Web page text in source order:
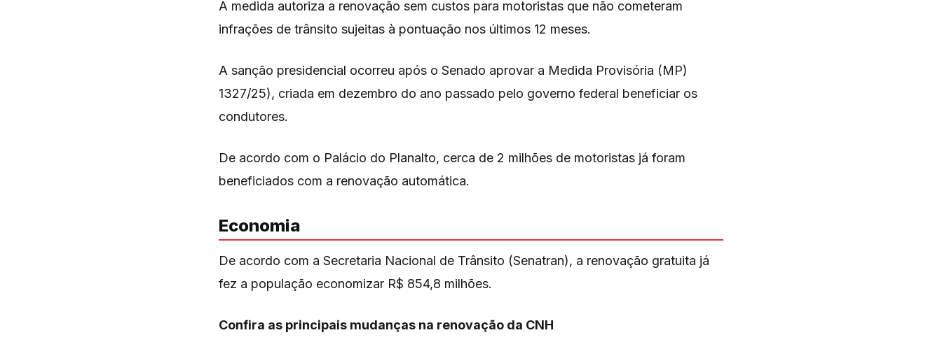
A medida autoriza a renovação sem custos para motoristas que não cometeram
infrações de trânsito sujeitas à pontuação nos últimos 12 meses.
A sanção presidencial ocorreu após o Senado aprovar a Medida Provisória (MP)
1327/25), criada em dezembro do ano passado pelo governo federal beneficiar os
condutores.
De acordo com o Palácio do Planalto, cerca de 2 milhões de motoristas já foram
beneficiados com a renovação automática.
Economia
De acordo com a Secretaria Nacional de Trânsito (Senatran), a renovação gratuita já
fez a população economizar R$ 854,8 milhões.
Confira as principais mudanças na renovação da CNH